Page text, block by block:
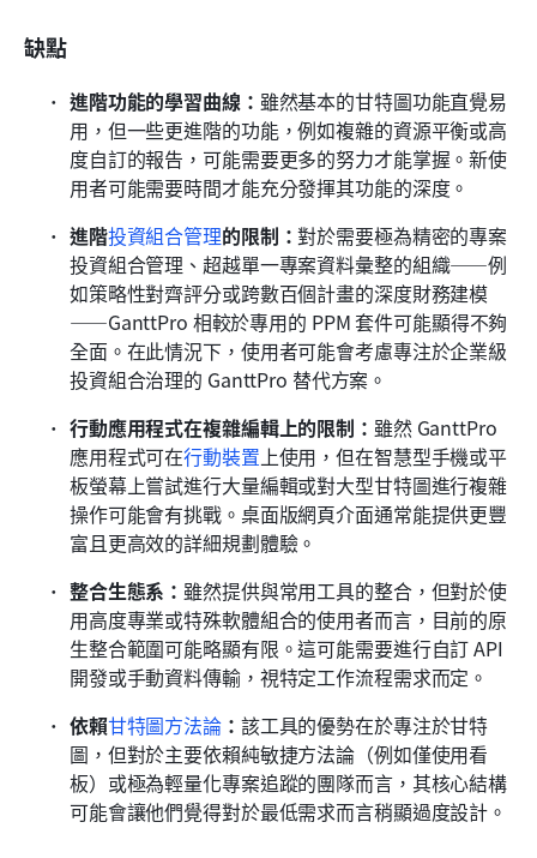
缺點
進階功能的學習曲線： 雖然基本的甘特圖功能直覺易
用，但一些更進階的功能，例如複雜的資源平衡或高
度自訂的報告，可能需要更多的努力才能掌握。新使
用者可能需要時間才能充分發揮其功能的深度。
進階投資組合管理的限制：對於需要極為精密的專案
投資組合管理、超越單一專案資料彙整的組織——例
如策略性對齊評分或跨數百個計畫的深度財務建模
——GanttPro 相較於專用的 PPM 套件可能顯得不夠
全面。在此情況下，使用者可能會考慮專注於企業級
投資組合治理的 GanttPro 替代方案。
行動應用程式在複雜編輯上的限制： 雖然 GanttPro
應用程式可在行動裝置上使用，但在智慧型手機或平
板螢幕上嘗試進行大量編輯或對大型甘特圖進行複雜
操作可能會有挑戰。桌面版網頁介面通常能提供更豐
富且更高效的詳細規劃體驗。
整合生態系： 雖然提供與常用工具的整合，但對於使
用高度專業或特殊軟體組合的使用者而言，目前的原
生整合範圍可能略顯有限。這可能需要進行自訂 API
開發或手動資料傳輸，視特定工作流程需求而定。
依賴甘特圖方法論： 該工具的優勢在於專注於甘特
圖，但對於主要依賴純敏捷方法論（例如僅使用看
板）或極為輕量化專案追蹤的團隊而言，其核心結構
可能會讓他們覺得對於最低需求而言稍顯過度設計。